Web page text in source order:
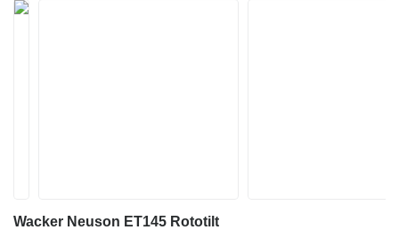
Wacker Neuson ET145 Rototilt